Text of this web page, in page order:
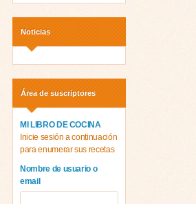
Noticias
Área de suscriptores
MI LIBRO DE COCINA
Inicie sesión a continuación
para enumerar sus recetas
Nombre de usuario o
email